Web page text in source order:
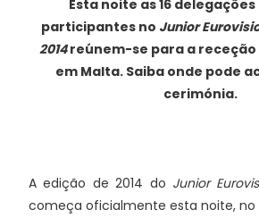
Esta noite as 16
participantes no Junior
2014reúnem-se para a receção
em Malta. Saiba onde pode
cerimónia.
A edição de 2014 do Junior
começa oficialmente esta noite, no